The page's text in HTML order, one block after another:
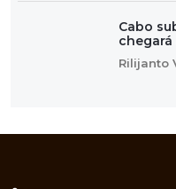
Cabo
chegará
Rilijanto